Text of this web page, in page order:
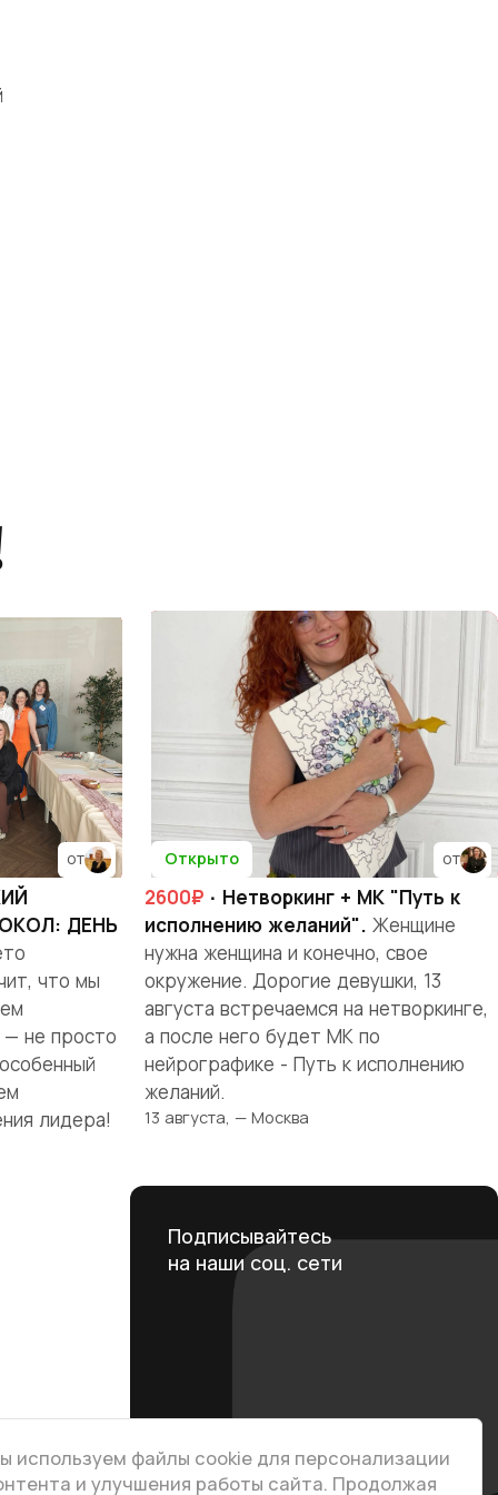
от
ДЕНЬ
что мы
— не просто
лидера!
Открыто от
2600₽ · Нетворкинг + МК "Путь к
исполнению желаний". Женщине
нужна женщина и конечно, свое
окружение. Дорогие девушки, 13
августа встречаемся на нетворкинге,
а после него будет МК по
нейрографике - Путь к исполнению
желаний.
13 августа, — Москва
Подписывайтесь
на наши соц. сети
используем файлы cookie для персонализации
и улучшения работы сайта. Продолжая